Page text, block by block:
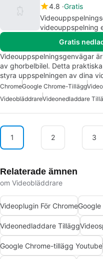
4.8 Gratis
videouppspelning
Gratis
Videouppspelningsgenvägar
av ghorbelbilel. Detta
styra uppspelningen av dina
ChromeGoogle Chrome-Tillägg
VideobläddrareVideonedladdare
1 2 3
Relaterade ämnen
om Videobläddrare
Videoplugin För Chrome
Videonedladdare Tillägg
Google Chrome-tillägg Youtube